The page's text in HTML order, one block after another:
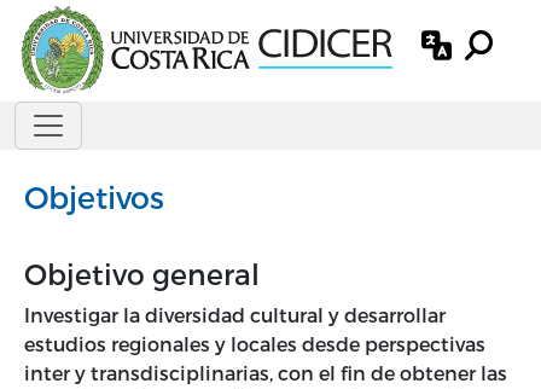
Pasar al contenido principal
Objetivos
Objetivo general
Investigar la diversidad cultural y desarrollar
estudios regionales y locales desde perspectivas
inter y transdisciplinarias, con el fin de obtener las